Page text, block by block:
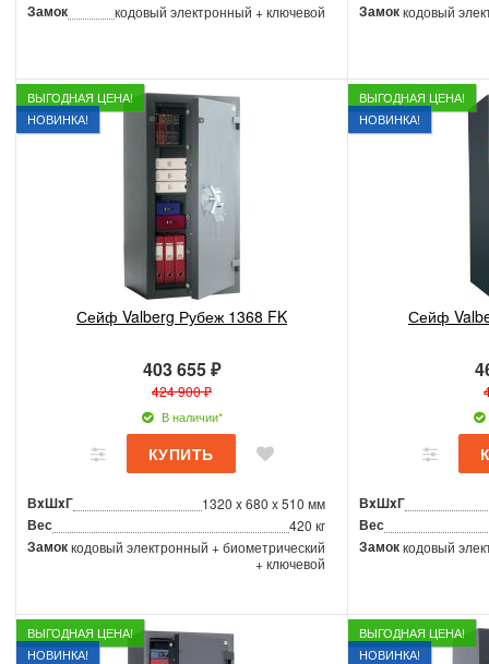
Замок кодовый электронный + ключевой
Замоккодовый
ВЫГОДНАЯ ЦЕНА!
НОВИНКА!
Сейф Valberg Рубеж 1368 FK
403 655 ₽
424 900 ₽
В наличии*
ВxШxГ 1320 x 680 x 510 мм
Вес 420 кг
Замоккодовый электронный + биометрический
+ ключевой
ВЫГОДНАЯ ЦЕНА!
НОВИНКА!
Сейф
ВxШxГ
Вес
Замоккодовый
ВЫГОДНАЯ ЦЕНА!
НОВИНКА!
ВЫГОДНАЯ ЦЕНА!
НОВИНКА!